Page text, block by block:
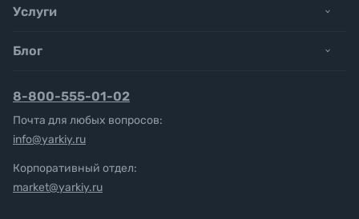
Услуги
Блог
8-800-555-01-02
Почта для любых вопросов:
info@yarkiy.ru
Корпоративный отдел:
market@yarkiy.ru